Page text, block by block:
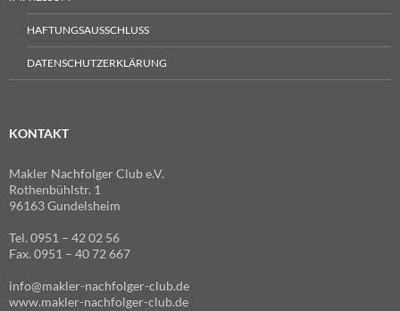
HAFTUNGSAUSSCHLUSS
DATENSCHUTZERKLÄRUNG
KONTAKT
Makler Nachfolger Club e.V.
Rothenbühlstr. 1
96163 Gundelsheim
Tel. 0951 – 42 02 56
Fax. 0951 – 40 72 667
info@makler-nachfolger-club.de
www.makler-nachfolger-club.de